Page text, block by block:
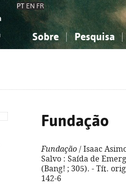
PT EN FR
Sobre Pesquisa
Fundação
Fundação / Isaac
Salvo : Saída de
(Bang! ; 305). - Tít.
142-6